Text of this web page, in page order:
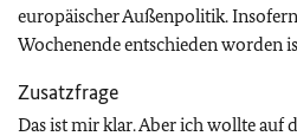
europäischer Außenpolitik. Insofern
Wochenende entschieden worden
Zusatzfrage
Das ist mir klar. Aber ich wollte auf